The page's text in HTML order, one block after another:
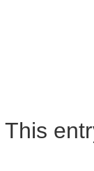
This